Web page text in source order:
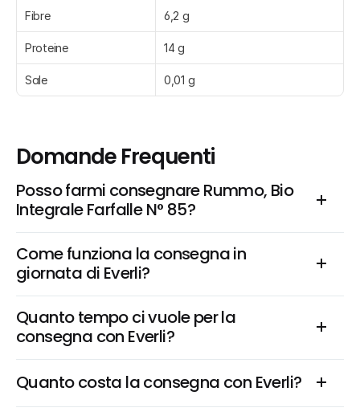
Fibre 6,2 g
Proteine 14 g
Sale 0,01 g
Domande Frequenti
Posso farmi consegnare Rummo, Bio
Integrale Farfalle N° 85?
Come funziona la consegna in
giornata di Everli?
Quanto tempo ci vuole per la
consegna con Everli?
Quanto costa la consegna con Everli?